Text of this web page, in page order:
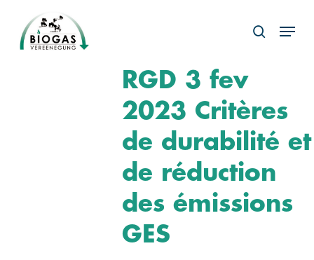
main
search
RGD 3 fev
2023 Critères
de durabilité et
de réduction
des émissions
GES